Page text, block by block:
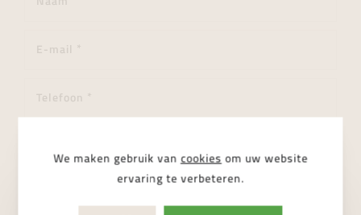
We maken gebruik van cookies om uw website
ervaring te verbeteren.